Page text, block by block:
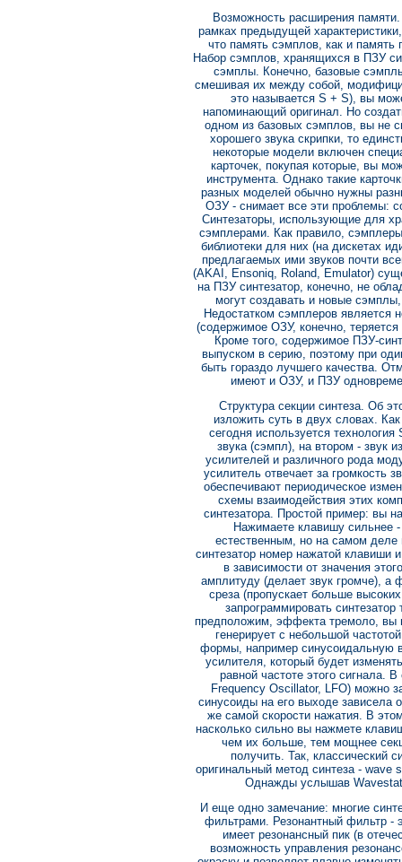
Возможность расширения
рамках предыдущей
что память сэмплов, как и
Набор сэмплов, хранящихся в ПЗУ
сэмплы. Конечно, базовые
смешивая их между собой,
это называется S + S), вы
напоминающий оригинал. Но
одном из базовых сэмплов, вы не
хорошего звука скрипки, то
некоторые модели включен
карточек, покупая которые, вы
инструмента. Однако такие
разных моделей обычно нужны
ОЗУ - снимает все эти проблемы:
Синтезаторы, использующие для
сэмплерами. Как правило,
библиотеки для них (на дискетах
предлагаемых ими звуков почти
(AKAI, Ensoniq, Roland, Emulator)
на ПЗУ синтезатор, конечно, не
могут создавать и новые
Недостатком сэмплеров является
(содержимое ОЗУ, конечно,
Кроме того, содержимое ПЗУ-
выпуском в серию, поэтому при
быть гораздо лучшего качества.
имеют и ОЗУ, и ПЗУ
Структура секции синтеза. Об
изложить суть в двух словах.
сегодня используется
звука (сэмпл), на втором - звук
усилителей и различного рода
усилитель отвечает за громкость
обеспечивают периодическое
схемы взаимодействия этих
синтезатора. Простой пример: вы
Нажимаете клавишу сильнее -
естественным, но на самом деле
синтезатор номер нажатой клавиши
в зависимости от значения
амплитуду (делает звук громче), а
среза (пропускает больше
запрограммировать
предположим, эффекта тремоло, вы
генерирует с небольшой
формы, например синусоидальную
усилителя, который будет
равной частоте этого сигнала.
Frequency Oscillator, LFO) можно
синусоиды на его выходе зависела
же самой скорости нажатия. В
насколько сильно вы нажмете
чем их больше, тем мощнее
получить. Так, классический
оригинальный метод синтеза - wave
Однажды услышав
И еще одно замечание: многие
фильтрами. Резонантный фильтр -
имеет резонансный пик (в
возможность управления